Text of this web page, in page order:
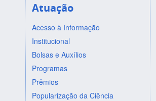
Atuação
Acesso à Informação
Institucional
Bolsas e Auxílios
Programas
Prêmios
Popularização da Ciência